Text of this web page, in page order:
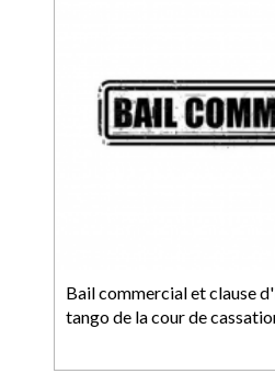
Bail commercial et clause
tango de la cour de